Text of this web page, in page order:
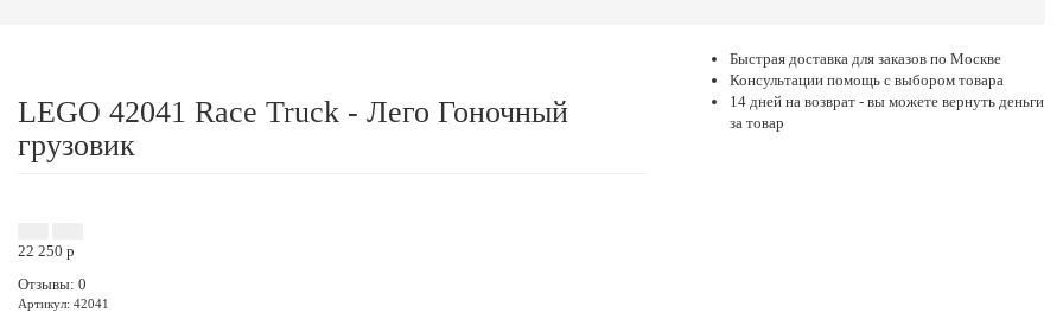
LEGO 42041 Race Truck - Лего Гоночный
грузовик
22 250 p
Отзывы: 0
Артикул: 42041
Быстрая доставка для заказов по Москве
Консультации помощь с выбором товара
14 дней на возврат - вы можете вернуть деньги
за товар